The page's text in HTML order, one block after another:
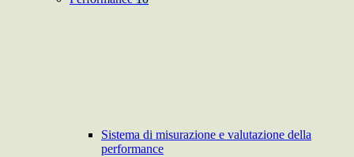
Sistema di misurazione e valutazione della
performance